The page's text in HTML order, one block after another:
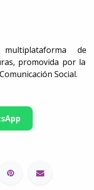
de
promovida por la
Social.